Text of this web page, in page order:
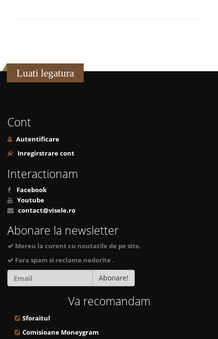
Luati legatura
Cont
Autentificare
Inregirstrare cont
Interactionam
Facebook
Youtube
contact@visele.ro
Abonare la newsletter
Mereu la curent cu noutatile de pe site.
Fara spam si reclame nedorite .
Abonare!
Va recomandam
Sforaitul
Comisioane Moneygram